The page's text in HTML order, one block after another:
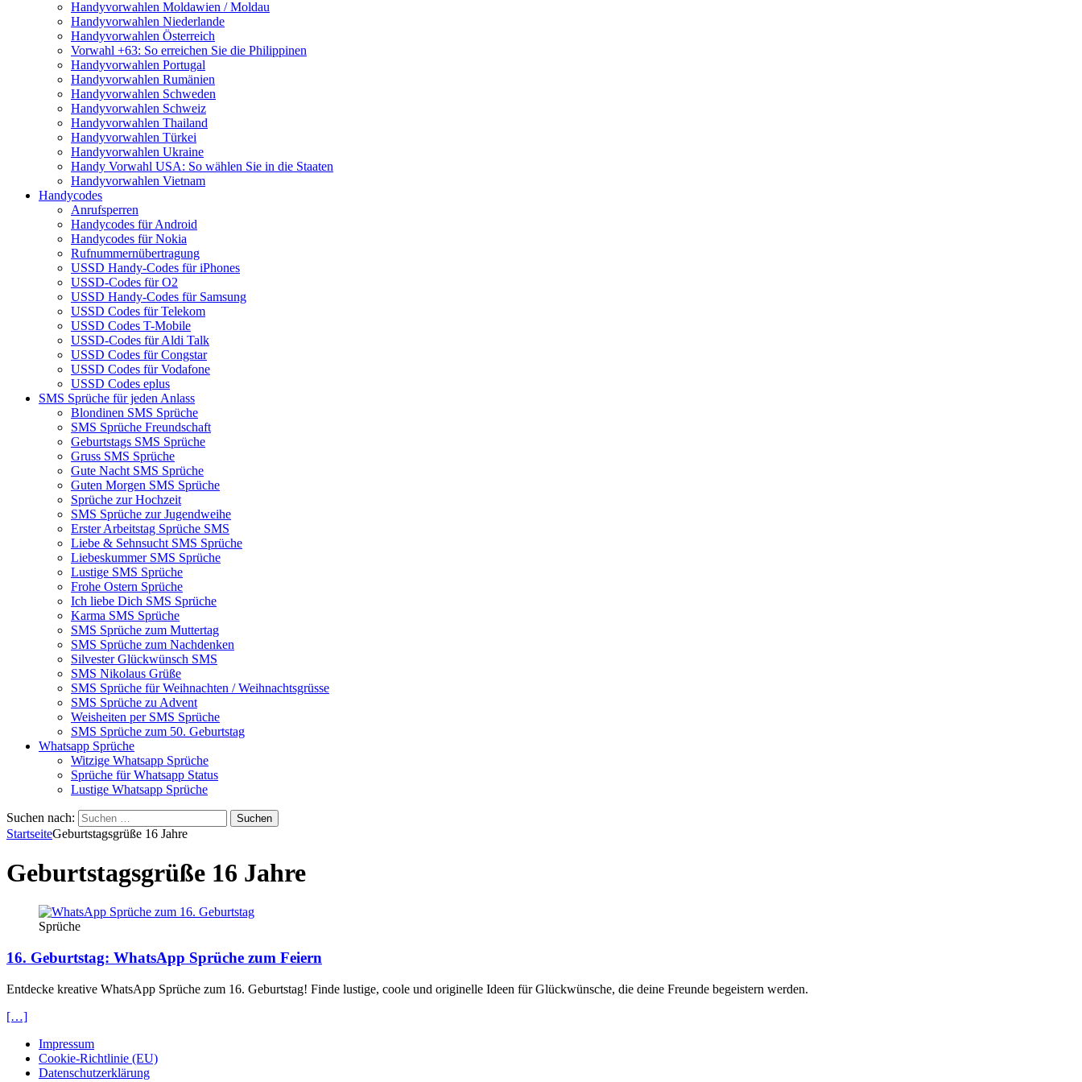
Handyvorwahlen Moldawien / Moldau
Handyvorwahlen Niederlande
Handyvorwahlen Österreich
Vorwahl +63: So erreichen Sie die Philippinen
Handyvorwahlen Portugal
Handyvorwahlen Rumänien
Handyvorwahlen Schweden
Handyvorwahlen Schweiz
Handyvorwahlen Thailand
Handyvorwahlen Türkei
Handyvorwahlen Ukraine
Handy Vorwahl USA: So wählen Sie in die Staaten
Handyvorwahlen Vietnam
Handycodes
Anrufsperren
Handycodes für Android
Handycodes für Nokia
Rufnummernübertragung
USSD Handy-Codes für iPhones
USSD-Codes für O2
USSD Handy-Codes für Samsung
USSD Codes für Telekom
USSD Codes T-Mobile
USSD-Codes für Aldi Talk
USSD Codes für Congstar
USSD Codes für Vodafone
USSD Codes eplus
SMS Sprüche für jeden Anlass
Blondinen SMS Sprüche
SMS Sprüche Freundschaft
Geburtstags SMS Sprüche
Gruss SMS Sprüche
Gute Nacht SMS Sprüche
Guten Morgen SMS Sprüche
Sprüche zur Hochzeit
SMS Sprüche zur Jugendweihe
Erster Arbeitstag Sprüche SMS
Liebe & Sehnsucht SMS Sprüche
Liebeskummer SMS Sprüche
Lustige SMS Sprüche
Frohe Ostern Sprüche
Ich liebe Dich SMS Sprüche
Karma SMS Sprüche
SMS Sprüche zum Muttertag
SMS Sprüche zum Nachdenken
Silvester Glückwünsch SMS
SMS Nikolaus Grüße
SMS Sprüche für Weihnachten / Weihnachtsgrüsse
SMS Sprüche zu Advent
Weisheiten per SMS Sprüche
SMS Sprüche zum 50. Geburtstag
Whatsapp Sprüche
Witzige Whatsapp Sprüche
Sprüche für Whatsapp Status
Lustige Whatsapp Sprüche
Suchen nach:
StartseiteGeburtstagsgrüße 16 Jahre
Geburtstagsgrüße 16 Jahre
Sprüche
16. Geburtstag: WhatsApp Sprüche zum Feiern
Entdecke kreative WhatsApp Sprüche zum 16. Geburtstag! Finde lustige, coole und originelle Ideen für Glückwünsche, die deine Freunde begeistern werden.
[…]
Impressum
Cookie-Richtlinie (EU)
Datenschutzerklärung